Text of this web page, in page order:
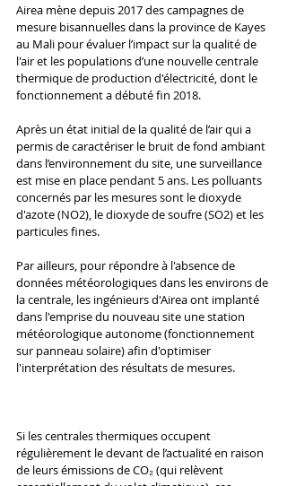
Airea mène depuis 2017 des campagnes de
mesure bisannuelles dans la province de Kayes
au Mali pour évaluer l’impact sur la qualité de
l'air et les populations d’une nouvelle centrale
thermique de production d'électricité, dont le
fonctionnement a débuté fin 2018.
Après un état initial de la qualité de l’air qui a
permis de caractériser le bruit de fond ambiant
dans l’environnement du site, une surveillance
est mise en place pendant 5 ans. Les polluants
concernés par les mesures sont le dioxyde
d'azote (NO2), le dioxyde de soufre (SO2) et les
particules fines.
Par ailleurs, pour répondre à l'absence de
données météorologiques dans les environs de
la centrale, les ingénieurs d'Airea ont implanté
dans l'emprise du nouveau site une station
météorologique autonome (fonctionnement
sur panneau solaire) afin d'optimiser
l'interprétation des résultats de mesures.
Si les centrales thermiques occupent
régulièrement le devant de l’actualité en raison
de leurs émissions de CO₂ (qui relèvent